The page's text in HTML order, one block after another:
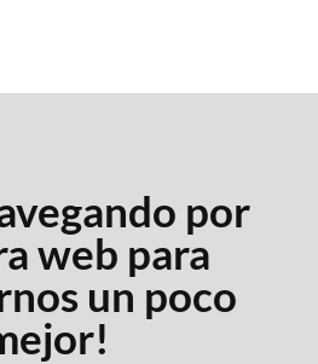
por
web para
un poco